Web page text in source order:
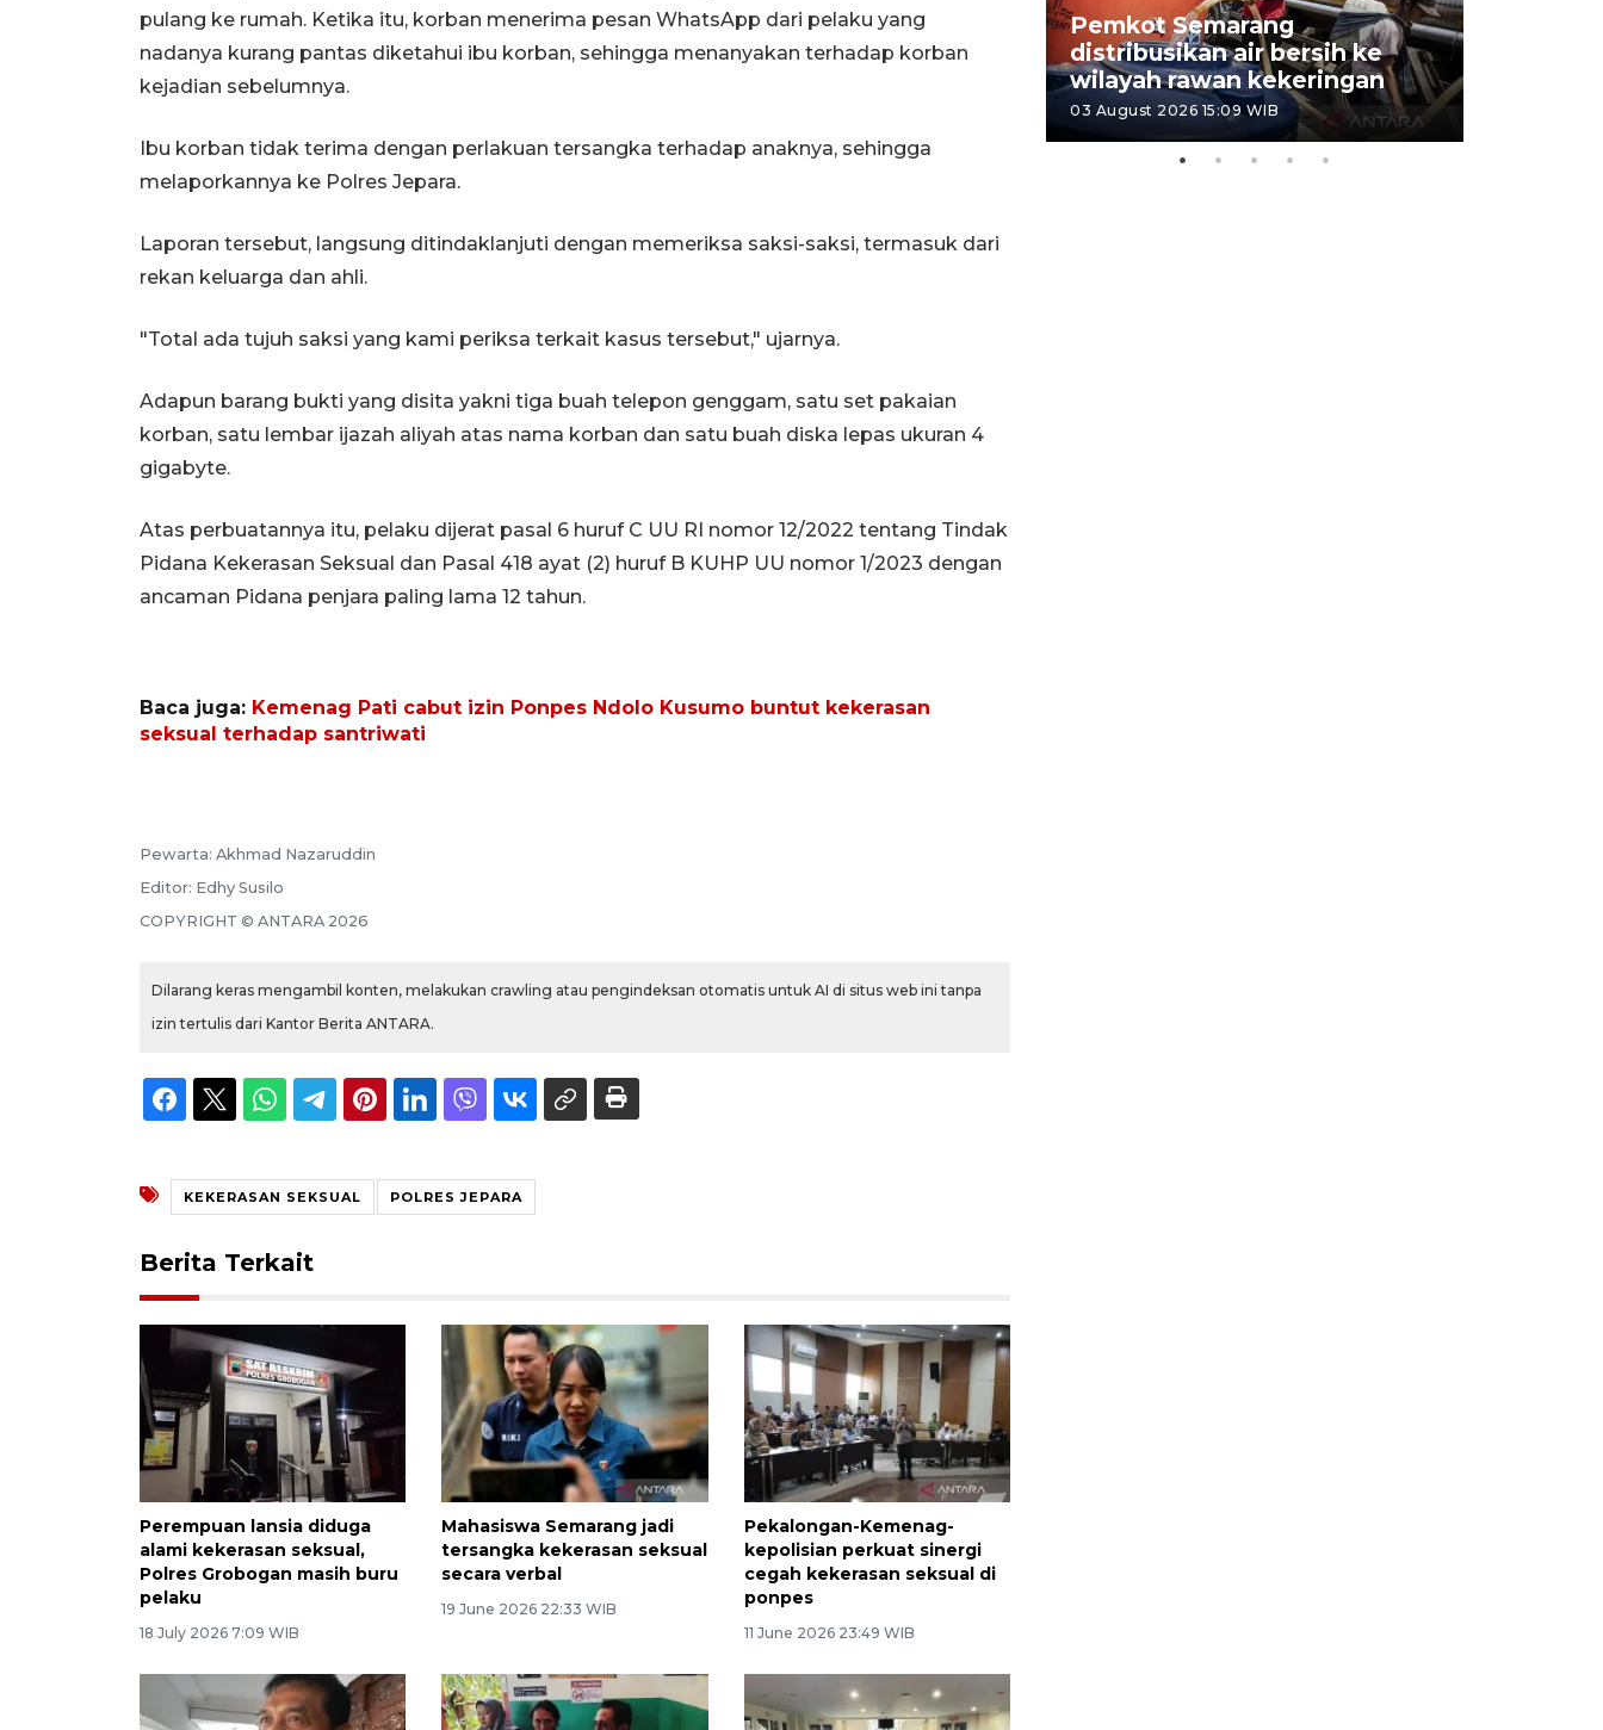
pulang ke rumah. Ketika itu, korban menerima pesan WhatsApp dari pelaku yang
nadanya kurang pantas diketahui ibu korban, sehingga menanyakan terhadap korban
kejadian sebelumnya.
Ibu korban tidak terima dengan perlakuan tersangka terhadap anaknya, sehingga
melaporkannya ke Polres Jepara.
Laporan tersebut, langsung ditindaklanjuti dengan memeriksa saksi-saksi, termasuk dari
rekan keluarga dan ahli.
"Total ada tujuh saksi yang kami periksa terkait kasus tersebut," ujarnya.
Adapun barang bukti yang disita yakni tiga buah telepon genggam, satu set pakaian
korban, satu lembar ijazah aliyah atas nama korban dan satu buah diska lepas ukuran 4
gigabyte.
Atas perbuatannya itu, pelaku dijerat pasal 6 huruf C UU RI nomor 12/2022 tentang Tindak
Pidana Kekerasan Seksual dan Pasal 418 ayat (2) huruf B KUHP UU nomor 1/2023 dengan
ancaman Pidana penjara paling lama 12 tahun.
Baca juga: Kemenag Pati cabut izin Ponpes Ndolo Kusumo buntut kekerasan
seksual terhadap santriwati
Pewarta: Akhmad Nazaruddin
Editor: Edhy Susilo
COPYRIGHT © ANTARA 2026
Dilarang keras mengambil konten, melakukan crawling atau pengindeksan otomatis untuk AI di situs web ini tanpa
izin tertulis dari Kantor Berita ANTARA.
KEKERASAN SEKSUAL POLRES JEPARA
Berita Terkait
Perempuan lansia diduga
alami kekerasan seksual,
Polres Grobogan masih buru
pelaku
18 July 2026 7:09 WIB
Mahasiswa Semarang jadi
tersangka kekerasan seksual
secara verbal
19 June 2026 22:33 WIB
Pekalongan-Kemenag-
kepolisian perkuat sinergi
cegah kekerasan seksual di
ponpes
11 June 2026 23:49 WIB
Kemarau memuncak, air
Waduk Delingan Karanganyar
Pemkot Semarang
distribusikan air bersih ke
wilayah rawan kekeringan
03 August 2026 15:09 WIB